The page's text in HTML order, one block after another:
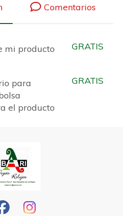
Comentarios
mi producto
GRATIS
para
el producto
GRATIS